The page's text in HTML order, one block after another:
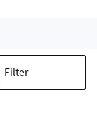
Filter